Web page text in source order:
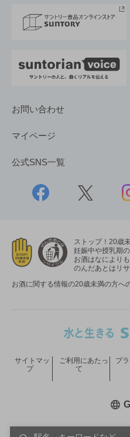
採用情報
お問い合わせ
マイページ
公式SNS一覧
ストップ！20歳
妊娠中や授乳期
お酒はなによりも
のんだあとはリサ
お酒に関する情報の20歳未満の方へ
サイトマッ
プ
ご利用にあたっ
て
プ